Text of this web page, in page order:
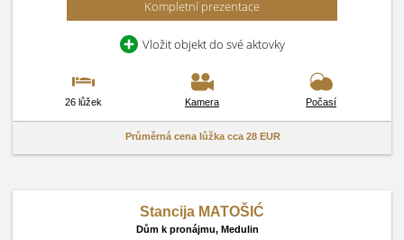
Kompletní prezentace
Vložit objekt do své aktovky
26 lůžek Kamera Počasí
Průměrná cena lůžka cca 28 EUR
Stancija MATOŠIĆ
Dům k pronájmu, Medulin